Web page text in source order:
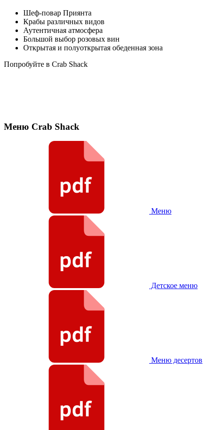
Шеф-повар Приянта
Крабы различных видов
Аутентичная атмосфера
Большой выбор розовых вин
Открытая и полуоткрытая обеденная зона
Попробуйте в Crab Shack
Меню Crab Shack
Меню
Детское меню
Меню десертов